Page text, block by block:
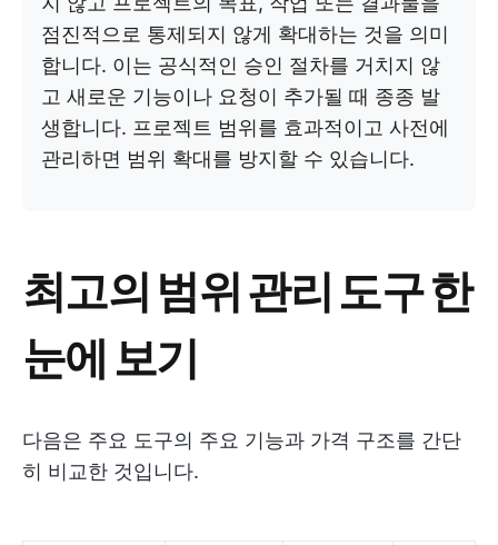
점진적으로 통제되지 않게 확대하는 것을 의미
합니다. 이는 공식적인 승인 절차를 거치지 않
고 새로운 기능이나 요청이 추가될 때 종종 발
생합니다. 프로젝트 범위를 효과적이고 사전에
관리하면 범위 확대를 방지할 수 있습니다.
최고의 범위 관리 도구 한
눈에 보기
다음은 주요 도구의 주요 기능과 가격 구조를 간단
히 비교한 것입니다.